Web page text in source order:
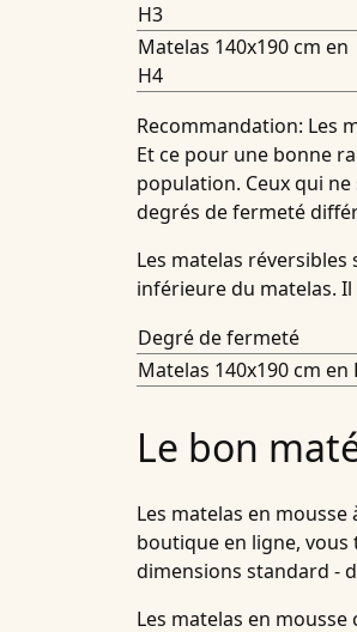
H3
Matelas 140x190 cm en
H4
Recommandation: Les
Et ce pour une bonne
population. Ceux qui
degrés de fermeté
Les matelas
inférieure du matelas.
Degré de fermeté
Matelas 140x190 cm en
Le bon
Les matelas en
boutique en ligne, vous
dimensions standard -
Les matelas en